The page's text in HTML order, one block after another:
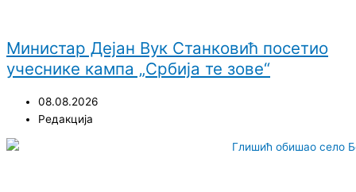
Министар Дејан Вук Станковић посетио
учеснике кампа „Србија те зове“
08.08.2026
Редакција